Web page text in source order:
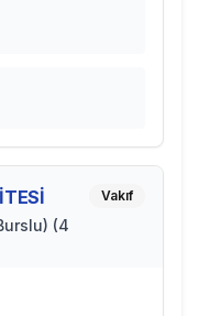
(4
Vakıf